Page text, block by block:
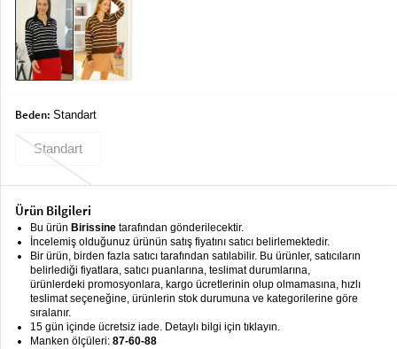
Ev
Giyimkeyboard_arrow_down
Takımlar keyboard_arrow_down
Elbise
Giyimkeyboard_arrow_down
Giyim keyboard_arrow_down
Tesettür
Giyim
keyboard_arrow_down
Büyük
Bedenkeyboard_arrow_down
Beden: Standart
Standart
Ürün Bilgileri
Bu ürün Birissine tarafından gönderilecektir.
İncelemiş olduğunuz ürünün satış fiyatını satıcı belirlemektedir.
Bir ürün, birden fazla satıcı tarafından satılabilir. Bu ürünler, satıcıların
belirlediği fiyatlara, satıcı puanlarına, teslimat durumlarına,
ürünlerdeki promosyonlara, kargo ücretlerinin olup olmamasına, hızlı
teslimat seçeneğine, ürünlerin stok durumuna ve kategorilerine göre
sıralanır.
15 gün içinde ücretsiz iade. Detaylı bilgi için tıklayın.
Manken ölçüleri: 87-60-88